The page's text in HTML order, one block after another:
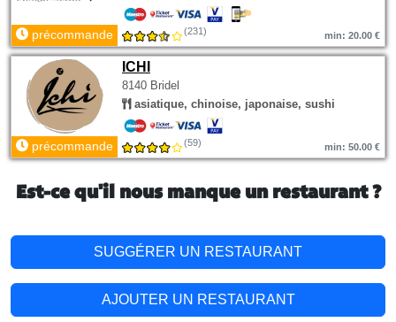
précommande (231) min: 20.00 €
ICHI
8140 Bridel
asiatique, chinoise, japonaise, sushi
précommande (59) min: 50.00 €
Est-ce qu'il nous manque un restaurant ?
SUGGÉRER UN RESTAURANT
AJOUTER UN RESTAURANT